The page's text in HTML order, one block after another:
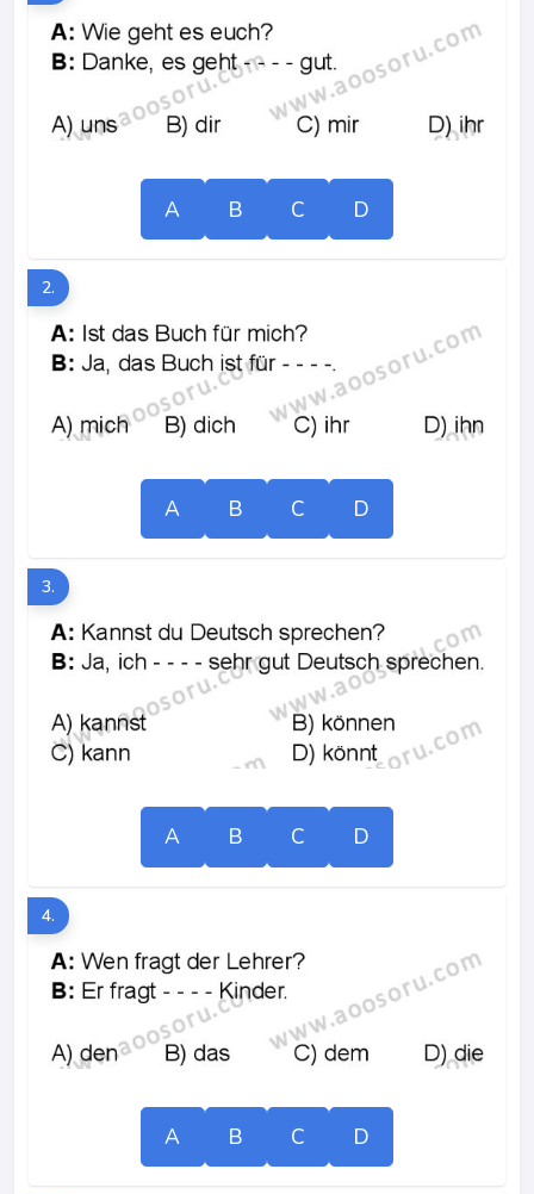
A B C D
2.
A B C D
3.
A B C D
4.
A B C D